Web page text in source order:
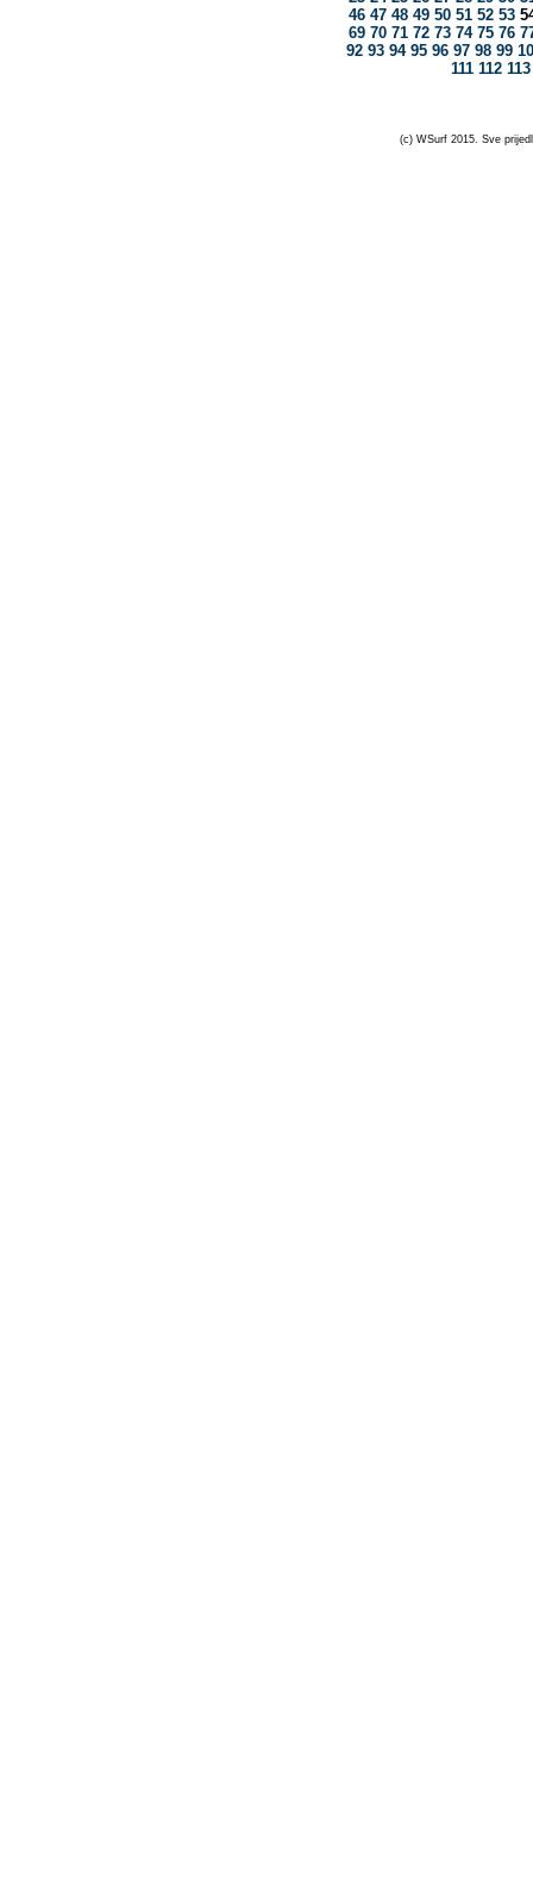
46 47 48 49 50 51 52 53
69 70 71 72 73 74 75 76
92 93 94 95 96 97 98 99
111 112 113
(c) WSurf 2015. Sve